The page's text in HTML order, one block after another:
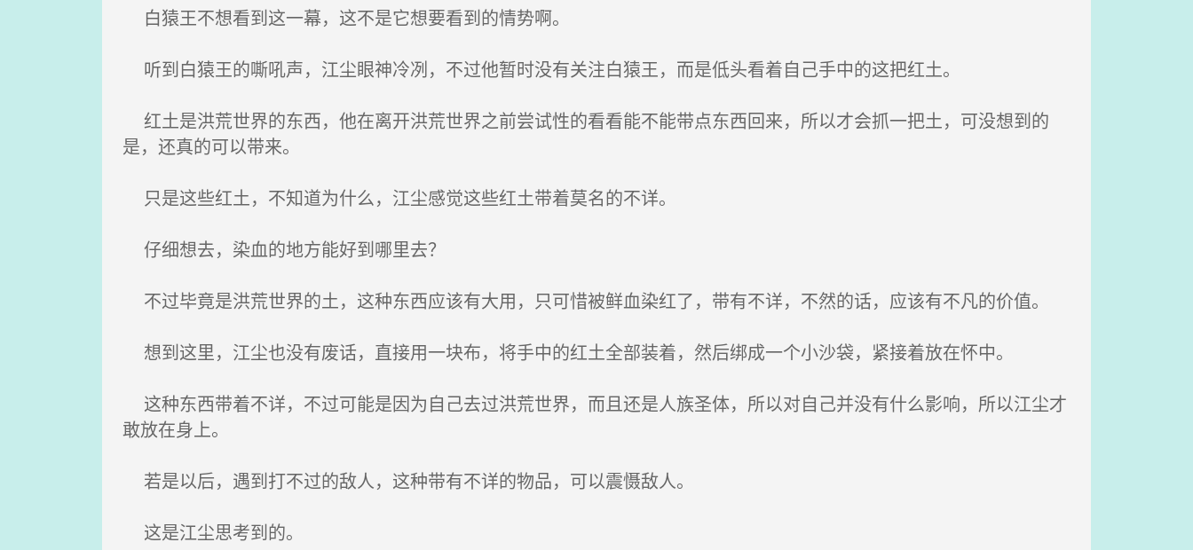
白猿王不想看到这一幕，这不是它想要看到的情势啊。
听到白猿王的嘶吼声，江尘眼神冷冽，不过他暂时没有关注白猿王，而是低头看着自己手中的这把红土。
红土是洪荒世界的东西，他在离开洪荒世界之前尝试性的看看能不能带点东西回来，所以才会抓一把土，可没想到的
是，还真的可以带来。
只是这些红土，不知道为什么，江尘感觉这些红土带着莫名的不详。
仔细想去，染血的地方能好到哪里去？
不过毕竟是洪荒世界的土，这种东西应该有大用，只可惜被鲜血染红了，带有不详，不然的话，应该有不凡的价值。
想到这里，江尘也没有废话，直接用一块布，将手中的红土全部装着，然后绑成一个小沙袋，紧接着放在怀中。
这种东西带着不详，不过可能是因为自己去过洪荒世界，而且还是人族圣体，所以对自己并没有什么影响，所以江尘才
敢放在身上。
若是以后，遇到打不过的敌人，这种带有不详的物品，可以震慑敌人。
这是江尘思考到的。